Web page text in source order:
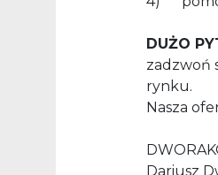
DUŻO
zadzwoń
rynku.
Nasza
Dariusz